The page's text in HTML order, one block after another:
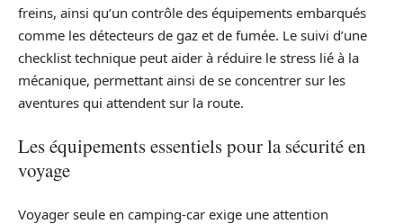
freins, ainsi qu’un contrôle des équipements embarqués
comme les détecteurs de gaz et de fumée. Le suivi d’une
checklist technique peut aider à réduire le stress lié à la
mécanique, permettant ainsi de se concentrer sur les
aventures qui attendent sur la route.
Les équipements essentiels pour la sécurité en
voyage
Voyager seule en camping-car exige une attention